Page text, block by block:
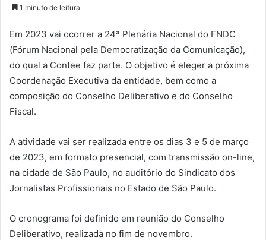
1 minuto de leitura
Em 2023 vai ocorrer a 24ª Plenária Nacional do FNDC
(Fórum Nacional pela Democratização da Comunicação),
do qual a Contee faz parte. O objetivo é eleger a próxima
Coordenação Executiva da entidade, bem como a
composição do Conselho Deliberativo e do Conselho
Fiscal.
A atividade vai ser realizada entre os dias 3 e 5 de março
de 2023, em formato presencial, com transmissão on-line,
na cidade de São Paulo, no auditório do Sindicato dos
Jornalistas Profissionais no Estado de São Paulo.
O cronograma foi definido em reunião do Conselho
Deliberativo, realizada no fim de novembro.